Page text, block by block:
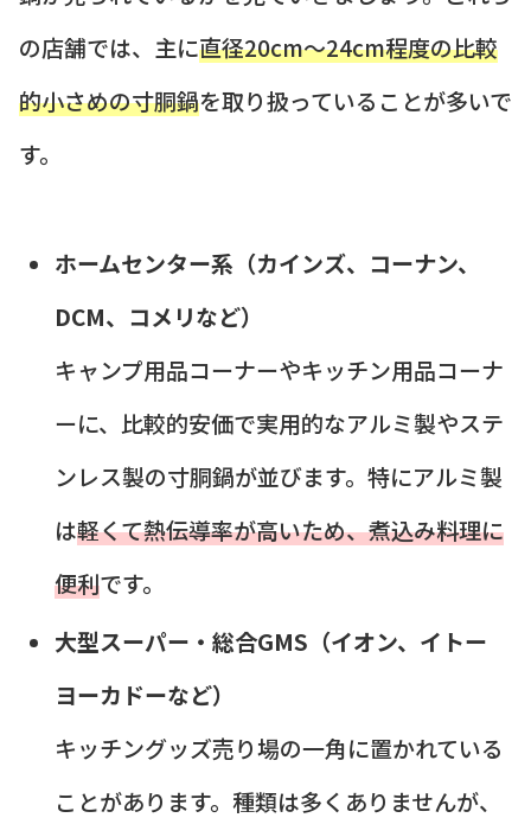
の店舗では、主に直径20cm～24cm程度の比較
的小さめの寸胴鍋を取り扱っていることが多いで
す。
ホームセンター系（カインズ、コーナン、
DCM、コメリなど）
キャンプ用品コーナーやキッチン用品コーナ
ーに、比較的安価で実用的なアルミ製やステ
ンレス製の寸胴鍋が並びます。特にアルミ製
は軽くて熱伝導率が高いため、煮込み料理に
便利です。
大型スーパー・総合GMS（イオン、イトー
ヨーカドーなど）
キッチングッズ売り場の一角に置かれている
ことがあります。種類は多くありませんが、